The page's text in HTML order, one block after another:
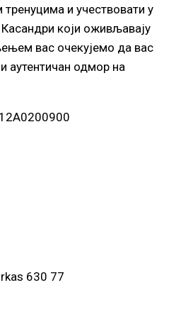
и учествовати у
који оживљавају
вас очекујемо да вас
аутентичан одмор на
630 77